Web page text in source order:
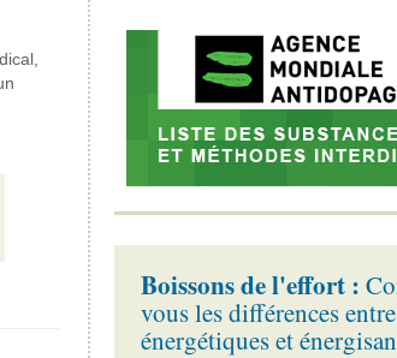
Boissons de l'effort :
vous les différences
énergétiques et